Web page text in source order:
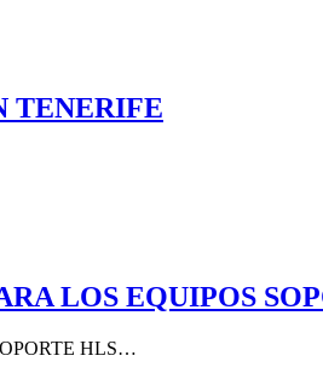
TENERIFE
LOS EQUIPOS
HLS…